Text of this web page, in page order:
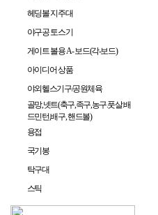
헤딩볼 지주대
야구공 토스기
게이트 볼용 A- 보드(각-보드)
아이디어 상품
야외헬스기구/공원체육
골망,넷트(축구,족구,농구.풋살.배
드민턴,배구, 핸드볼)
용접
국기봉
탁구대
스틱